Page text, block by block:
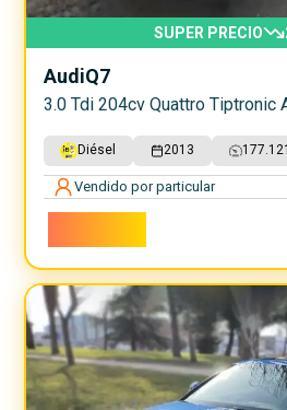
SUPER PRECIO
AudiQ7
3.0 Tdi 204cv Quattro Tiptronic
Diésel 2013 177.121
Vendido por particular